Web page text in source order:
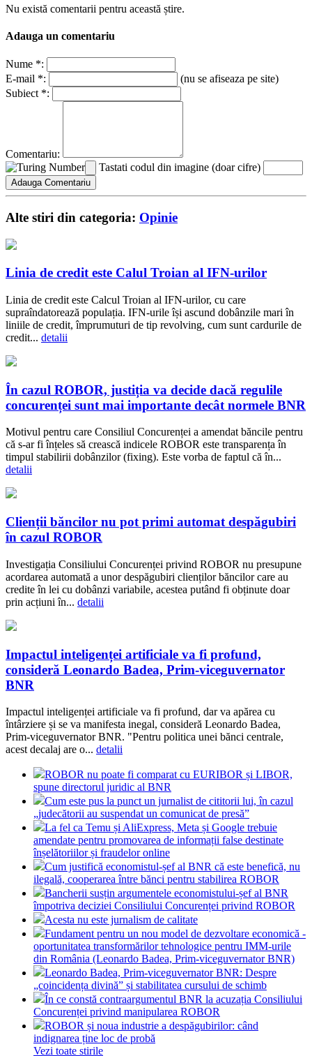
Nu există comentarii pentru această știre.
Adauga un comentariu
Nume *:
E-mail *:
(nu se afiseaza pe site)
Subiect *:
Comentariu:
Tastati codul din imagine (doar cifre)
Alte stiri din categoria: Opinie
Linia de credit este Calul Troian al IFN-urilor
Linia de credit este Calcul Troian al IFN-urilor, cu care
supraîndatorează populația. IFN-urile își ascund dobânzile mari în
liniile de credit, împrumuturi de tip revolving, cum sunt cardurile de
credit... detalii
În cazul ROBOR, justiția va decide dacă regulile
concurenței sunt mai importante decât normele BNR
Motivul pentru care Consiliul Concurenței a amendat băncile pentru
că s-ar fi înțeles să crească indicele ROBOR este transparența în
timpul stabilirii dobânzilor (fixing). Este vorba de faptul că în...
detalii
Clienții băncilor nu pot primi automat despăgubiri
în cazul ROBOR
Investigația Consiliului Concurenței privind ROBOR nu presupune
acordarea automată a unor despăgubiri clienților băncilor care au
credite în lei cu dobânzi variabile, acestea putând fi obținute doar
prin acțiuni în... detalii
Impactul inteligenței artificiale va fi profund,
consideră Leonardo Badea, Prim-viceguvernator
BNR
Impactul inteligenței artificiale va fi profund, dar va apărea cu
întârziere și se va manifesta inegal, consideră Leonardo Badea,
Prim-viceguvernator BNR. "Pentru politica unei bănci centrale,
acest decalaj are o... detalii
ROBOR nu poate fi comparat cu EURIBOR și LIBOR,
spune directorul juridic al BNR
Cum este pus la punct un jurnalist de cititorii lui, în cazul
„judecătorii au suspendat un comunicat de presă”
La fel ca Temu și AliExpress, Meta și Google trebuie
amendate pentru promovarea de informații false destinate
înșelătoriilor și fraudelor online
Cum justifică economistul-șef al BNR că este benefică, nu
ilegală, cooperarea între bănci pentru stabilirea ROBOR
Bancherii susțin argumentele economistului-șef al BNR
împotriva deciziei Consiliului Concurenței privind ROBOR
Acesta nu este jurnalism de calitate
Fundament pentru un nou model de dezvoltare economică -
oportunitatea transformărilor tehnologice pentru IMM-urile
din România (Leonardo Badea, Prim-viceguvernator BNR)
Leonardo Badea, Prim-viceguvernator BNR: Despre
„coincidența divină” și stabilitatea cursului de schimb
În ce constă contraargumentul BNR la acuzația Consiliului
Concurenței privind manipularea ROBOR
ROBOR și noua industrie a despăgubirilor: când
indignarea ține loc de probă
Vezi toate stirile